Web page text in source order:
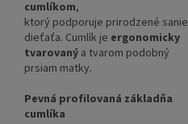
cumlíkom,
ktorý podporuje prirodzené sanie
dieťaťa. Cumlík je ergonomicky
tvarovaný a tvarom podobný
prsiam matky.
Pevná profilovaná základňa
cumlíka